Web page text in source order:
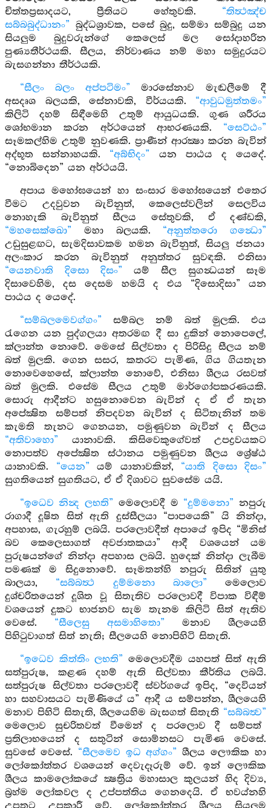
චිත්තප්‍රසාදයට, ප්‍රීතියට හේතුවකි. “තිත්‍ථඤ්ච
සබ්බබුද්ධානං” බුද්ධශ්‍රාවක, පසේ බුදු, සම්මා සම්බුදු යන
සියලුම බුදුවරුන්ගේ කෙලෙස් මල සෝදාහරින
පුණ්‍යතීර්ථයකි. සීලය, නිර්වාණය නම් මහා සමුදුරයට
බැසගන්නා තීර්ථයකි.
“සීලං බලං අප්පටිමං” මාරසේනාව මැඬලීමේ දී
අසදෘශ බලයකි, සේනාවකි, වීර්යයකි. “ආවුධමුත්තමං”
කිලිටි දහම් සිඳීමෙහි උතුම් ආයුධයකි. ගුණ ශරීරය
ශෝභමාන කරන අර්ථයෙන් ආභරණයකි. “සෙට්ඨං”
සෑමකල්හිම උතුම් නුවණකි. ප්‍රාණීන් ආරක්‍ෂා කරන බැවින්
අද්භූත සන්නාහයකි. “අබ්භිදං” යන පාඨය ද යෙදේ.
“නොබිදෙන” යන අර්ථයයි.
අපාය මහෝඝයෙන් හා සංසාර මහෝඝයෙන් එතෙර
වීමට උදවුවන බැවිනුත්, කෙලෙස්වලින් සෙලවිය
නොහැකි බැවිනුත් සීලය සේතුවකි, ඒ දණ්ඩකි,
“මහසෙක්ඛො” මහා බලයකි. “අනුත්තරො ගන්‍ධො”
උඩුසුළඟට, සැමදිසාවකම හමන බැවිනුත්, සියලු ජනයා
අලංකාර කරන බැවිනුත් අනුත්තර සුවඳකි. එනිසා
“යෙනවාති දිසො දිසං” යම් සීල සුගන්‍ධයන් සෑම
දිසාවෙහිම, දස දෙසම හමයි ද එය “දිසොදිසා” යන
පාඨය ද යෙදේ.
“සම්බලමෙවග්ගං” සම්බල නම් බත් මුලකි. එය
රැගෙන යන පුද්ගලයා අතරමඟ දී සා දුකින් නොපෙලේ,
ක්ලාන්ත නොවේ. මෙසේ සිල්වතා ද පිරිසිදු සීලය නම්
බත් මුලකි. ගෙන සසර, කතරට පැමිණ, ගිය ගියතැන
නොවෙහෙසේ, ක්ලාන්ත නොවේ, එනිසා ශීලය රසවත්
බත් මුලකි. එසේම සීලය උතුම් මාර්ගෝපකරණයකි.
සොරු ආදීන්ට හසුනොවෙන බැවින් ද ඒ ඒ තැන
අපේක්‍ෂිත සම්පත් නිපදවන බැවින් ද සිටිතැනින් තම
කැමති තැනට ගෙනයන, පමුණුවන බැවින් ද සීලය
“අතිවාහො” යානාවකි. කිසිවෙකුගේවත් උපද්‍රවයකට
නොපත්ව අපේක්‍ෂිත ස්ථානය පමුණුවන ශීලය ශ්‍රේෂ්ඨ
යානාවකි. “යෙන” යම් යානාවකින්, “යාති දිසො දිසං”
සුගතියෙන් සුගතියට, ඒ ඒ දිශාවට සුවසේම යයි.
“ඉධෙව නින්‍ද ලභති” මෙලොවදී ම “දුම්මනො” නපුරු
රාගාදී දූෂිත සිත් ඇති දුස්සීලයා “පාපයෙකි” යි නින්දා,
අපහාස, ගැරහුම් ලබයි. පරලොවදීත් අපායේ ඉපිද “මිනිස්
බව කෙලෙසාගත් අවජාතකයා” ආදී වශයෙන් යම
පුරුෂයන්ගේ නින්දා අපහාස ලබයි. හුදෙක් නින්දා ලැබීම
පමණක් ම සිදුනොවේ. සෑමතන්හි නපුරු සිතින් යුතු
බාලයා, “සබ්බත්‍ථ දුම්මනො බාලො” මෙලොව
දුශ්චරිතයෙන් දූශිත වූ සිතැතිව පරලොවදී විපාක විඳීම්
වශයෙන් දුකට භාජනව සැම තැනම කිලිටි සිත් ඇතිව
වෙසේ. “සීලෙසු අසමාහිතො” මනාව ශීලයෙහි
පිහිටුවාගත් සිත් නැති; සීලයෙහි නොපිහිටි සිතැති.
“ඉධෙව කිත්තිං ලභති” මෙලොවදීම යහපත් සිත් ඇති
සත්පුරුෂ, කළණ දහම් ඇති සිල්වතා කීර්තිය ලබයි.
සත්පුරුෂ සිල්වතා පරලොවදී ස්වර්ගයේ ඉපිද, “දෙවියන්
හා සහවාසයට පැමිණියේ ය” ආදී ය සම්පන්න, ශීලයෙහි
මනාව පිහිටි සිතැති, ශීලයෙහිම බැසගත් සිතැති “සබ්බත්‍ව”
මෙලොව සුචරිතවත් වීමෙන් ද පරලොව දී සම්පත්
ප්‍රතිලාභයෙන් ද සතුටින් සොම්නසට පැමිණ වෙසේ.
සුවසේ වෙසේ. “සීලමෙව ඉධ අග්ගං” ශීලය ලෞකික හා
ලෝකෝත්තර වශයෙන් දෙවැදෑරුම් වේ. ඉන් ලෞකික
ශීලය කාමලෝකයේ ක්‍ෂත්‍රිය මහාසාල කුලයන් හිද දිව්‍ය,
බ්‍රහ්ම ලෝකවල ද උප්පත්තිය ගෙනදෙයි. ඒ භවය්නහි